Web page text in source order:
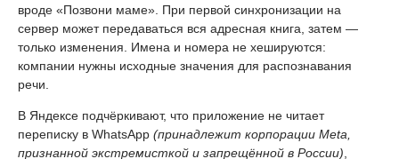
вроде «Позвони маме». При первой синхронизации на
сервер может передаваться вся адресная книга, затем —
только изменения. Имена и номера не хешируются:
компании нужны исходные значения для распознавания
речи.
В Яндексе подчёркивают, что приложение не читает
переписку в WhatsApp (принадлежит корпорации Meta,
признанной экстремисткой и запрещённой в России),